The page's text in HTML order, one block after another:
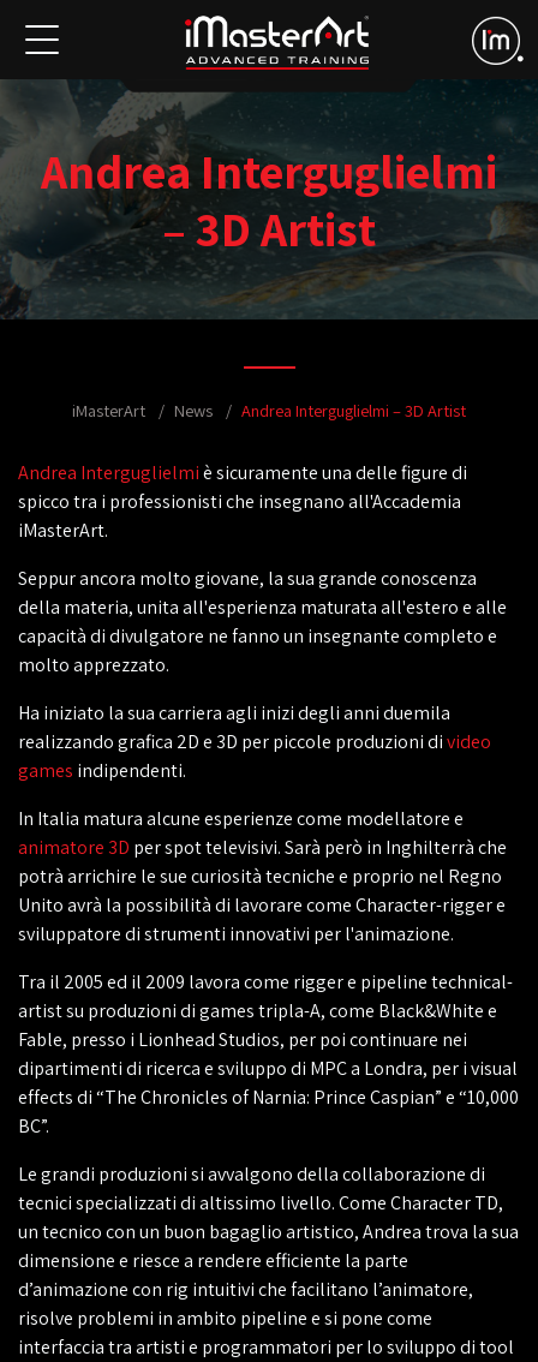
Andrea Interguglielmi
– 3D Artist
iMasterArt News Andrea Interguglielmi – 3D Artist
Andrea Interguglielmiè sicuramente una delle figure di
spicco tra i professionisti che insegnano all'Accademia
iMasterArt.
Seppur ancora molto giovane, la sua grande conoscenza
della materia, unita all'esperienza maturata all'estero e alle
capacità di divulgatore ne fanno un insegnante completo e
molto apprezzato.
Ha iniziato la sua carriera agli inizi degli anni duemila
realizzando grafica 2D e 3D per piccole produzioni divideo
games indipendenti.
In Italia matura alcune esperienze come modellatore e
animatore 3D per spot televisivi. Sarà però in Inghilterrà che
potrà arrichire le sue curiosità tecniche e proprio nel Regno
Unito avrà la possibilità di lavorare come Character-rigger e
sviluppatore di strumenti innovativi per l'animazione.
Tra il 2005 ed il 2009 lavora come rigger e pipeline technical-
artist su produzioni di games tripla-A, come Black&White e
Fable, presso i Lionhead Studios, per poi continuare nei
dipartimenti di ricerca e sviluppo di MPC a Londra, per i visual
effects di “The Chronicles of Narnia: Prince Caspian” e “10,000
BC”.
Le grandi produzioni si avvalgono della collaborazione di
tecnici specializzati di altissimo livello. Come Character TD,
un tecnico con un buon bagaglio artistico, Andrea trova la sua
dimensione e riesce a rendere efficiente la parte
d’animazione con rig intuitivi che facilitano l’animatore,
risolve problemi in ambito pipeline e si pone come
interfaccia tra artisti e programmatori per lo sviluppo di tool